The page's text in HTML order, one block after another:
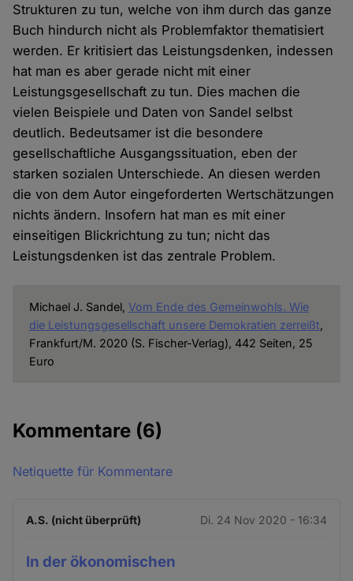
Strukturen zu tun, welche von ihm durch das ganze
Buch hindurch nicht als Problemfaktor thematisiert
werden. Er kritisiert das Leistungsdenken, indessen
hat man es aber gerade nicht mit einer
Leistungsgesellschaft zu tun. Dies machen die
vielen Beispiele und Daten von Sandel selbst
deutlich. Bedeutsamer ist die besondere
gesellschaftliche Ausgangssituation, eben der
starken sozialen Unterschiede. An diesen werden
die von dem Autor eingeforderten Wertschätzungen
nichts ändern. Insofern hat man es mit einer
einseitigen Blickrichtung zu tun; nicht das
Leistungsdenken ist das zentrale Problem.
Michael J. Sandel, Vom Ende des Gemeinwohls. Wie
die Leistungsgesellschaft unsere Demokratien zerreißt,
Frankfurt/M. 2020 (S. Fischer-Verlag), 442 Seiten, 25
Euro
Kommentare (6)
Netiquette für Kommentare
A.S. (nicht überprüft) Di. 24 Nov 2020 - 16:34
In der ökonomischen